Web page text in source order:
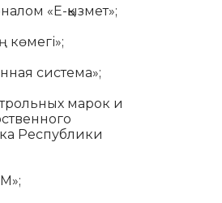
«Е-қызмет»;
система»;
марок и
Республики